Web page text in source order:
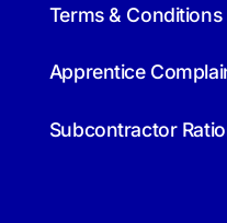
Terms & Conditions
Apprentice
Subcontractor